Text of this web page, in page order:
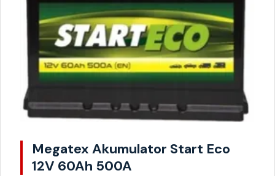
Megatex Akumulator Start Eco
12V 60Ah 500A